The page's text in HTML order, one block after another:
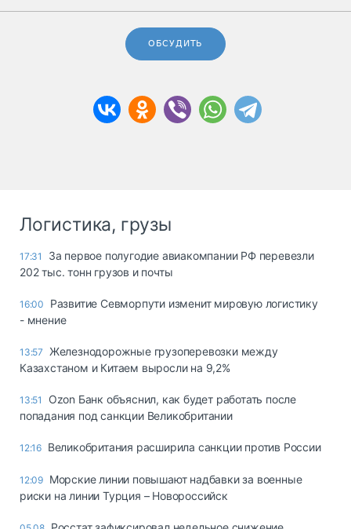
ОБСУДИТЬ
Логистика, грузы
17:31
За первое полугодие авиакомпании РФ перевезли
202 тыс. тонн грузов и почты
16:00
Развитие Севморпути изменит мировую логистику
- мнение
13:57
Железнодорожные грузоперевозки между
Казахстаном и Китаем выросли на 9,2%
13:51
Ozon Банк объяснил, как будет работать после
попадания под санкции Великобритании
12:16 Великобритания расширила санкции против России
12:09 Морские линии повышают надбавки за военные
риски на линии Турция – Новороссийск